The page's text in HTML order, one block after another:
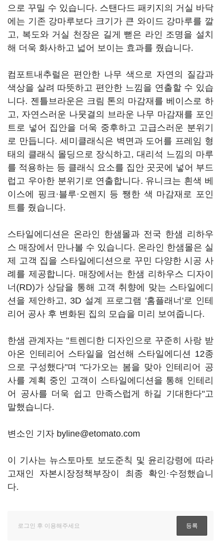
으로 꾸밀 수 있습니다. 스탠다드 패키지의 거실 바닥
에는 기존 강마루보다 크기가 큰 와이드 강마루를 깔
고, 복도와 거실 천장은 길게 뻗은 라인 조명을 설치
해 더욱 화사하고 넓어 보이는 효과를 줬습니다.
컴포트내추럴은 편안한 나무 색으로 자연의 질감과
색상을 살려 따뜻하고 편안한 느낌을 연출할 수 있습
니다. 젠틀브라운은 크림 톤의 마감재를 베이스로 하
고, 자연스러운 나뭇결의 브라운 나무 마감재를 포인
트로 넣어 집안을 더욱 중후하고 고급스러운 분위기
로 만듭니다. 세미클래식은 벽면과 도어를 프레임 형
태의 클래식 몰딩으로 장식하고, 대리석 느낌의 마루
를 적용하는 등 클래식 요소를 집안 곳곳에 넣어 부드
럽고 우아한 분위기로 연출합니다. 유니크는 흰색 베
이스에 핑크·블루·오렌지 등 쨍한 색 마감재로 포인
트를 줬습니다.
스타일에디션은 온라인 한샘몰과 전국 한샘 리하우
스 매장에서 만나볼 수 있습니다. 온라인 한샘몰은 실
제 고객 집을 스타일에디션으로 꾸민 다양한 시공 사
례를 제공합니다. 매장에서는 한샘 리하우스 디자이
너(RD)가 상담을 통해 고객 취향에 맞는 스타일에디
션을 제안하고, 3D 설계 프로그램 '홈플래너'로 인테
리어 공사 후 변화된 집의 모습을 미리 보여줍니다.
한샘 관계자는 "트렌디한 디자인으로 꾸준히 사랑 받
아온 인테리어 스타일을 엄선해 스타일에디션 12종
으로 구성했다"며 "다가오는 봄을 맞아 인테리어 공
사를 계획 중인 고객이 스타일에디션을 통해 인테리
어 공사를 더욱 쉽고 만족스럽게 하길 기대한다"고
말했습니다.
변소인 기자 byline@etomato.com
이 기사는 뉴스토마토 보도준칙 및 윤리강령에 따라
고재인 자본시장정책부장이 최종 확인·수정했습니
다.